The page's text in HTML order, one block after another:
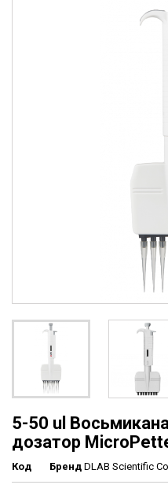
5-50 ul
дозатор
Код Бренд DLAB Scientific